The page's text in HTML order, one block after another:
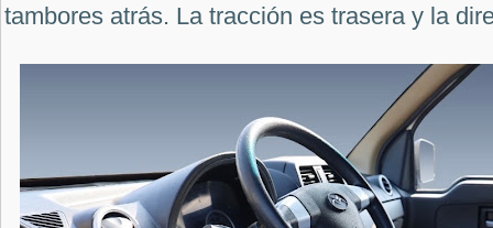
tambores atrás. La tracción es trasera y la